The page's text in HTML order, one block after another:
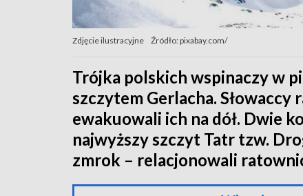
Zdjęcie ilustracyjne Źródło: pixabay.com/
Trójka polskich wspinaczy w
szczytem Gerlacha. Słowaccy
ewakuowali ich na dół. Dwie
najwyższy szczyt Tatr tzw.
zmrok – relacjonowali